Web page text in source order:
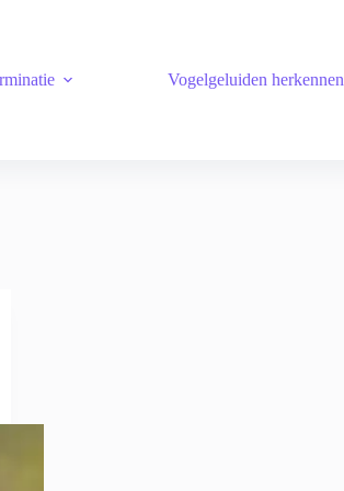
Vogelgeluiden herkennen